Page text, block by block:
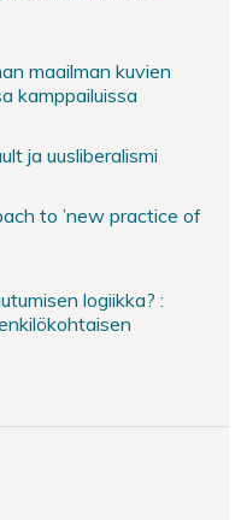
maailman kuvien
kamppailuissa
ja uusliberalismi
to ’new practice of
logiikka? :